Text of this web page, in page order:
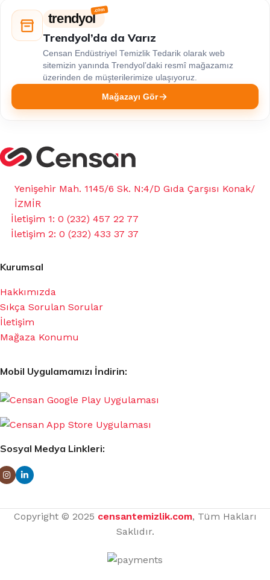
trendyol
Trendyol’da da Varız
Censan Endüstriyel Temizlik Tedarik olarak web
sitemizin yanında Trendyol’daki resmî mağazamız
üzerinden de müşterilerimize ulaşıyoruz.
Mağazayı Gör
Yenişehir Mah. 1145/6 Sk. N:4/D Gıda Çarşısı Konak/
İZMİR
İletişim 1: 0 (232) 457 22 77
İletişim 2: 0 (232) 433 37 37
Kurumsal
Hakkımızda
Sıkça Sorulan Sorular
İletişim
Mağaza Konumu
Mobil Uygulamamızı İndirin:
Sosyal Medya Linkleri:
Copyright © 2025 censantemizlik.com, Tüm Hakları
Saklıdır.